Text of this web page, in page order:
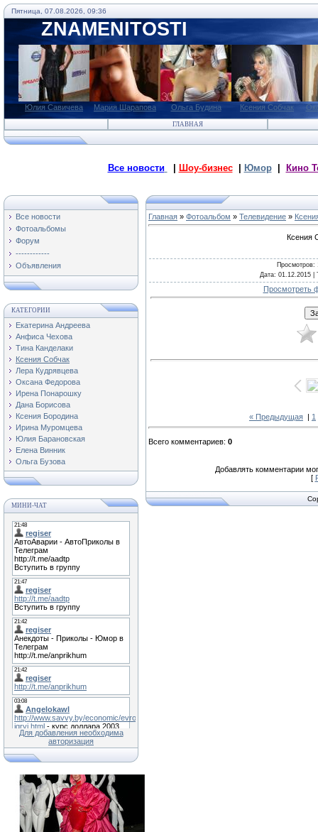
Пятница, 07.08.2026, 09:36
ZNAMENITOSTI
Юлия Савичева Мария Шарапова Ольга Будина Ксения Собчак
ГЛАВНАЯ
Все новости Шоу-бизнес| Юмор| Кино
Все новости
Фотоальбомы
Форум
------------
Объявления
КАТЕГОРИИ
Екатерина Андреева
Анфиса Чехова
Тина Канделаки
Ксения Собчак
Лера Кудрявцева
Оксана Федорова
Ирена Понарошку
Дана Борисова
Ксения Бородина
Ирина Муромцева
Юлия Барановская
Елена Винник
Ольга Бузова
МИНИ-ЧАТ
Для добавления необходима
авторизация
Главная » Фотоальбом » Телевидение »
Ксения
Просмотров:
Дата: 01.12.2015 |
Просмотреть
« Предыдущая | 1
Всего комментариев: 0
Добавлять комментарии
[